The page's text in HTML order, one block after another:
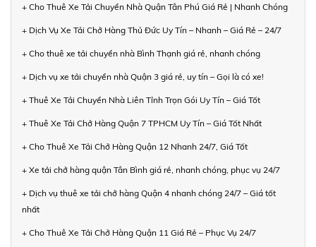
+ Cho Thuê Xe Tải Chuyển Nhà Quận Tân Phú Giá Rẻ | Nhanh Chóng
+ Dịch Vụ Xe Tải Chở Hàng Thủ Đức Uy Tín – Nhanh – Giá Rẻ – 24/7
+ Cho thuê xe tải chuyển nhà Bình Thạnh giá rẻ, nhanh chóng
+ Dịch vụ xe tải chuyển nhà Quận 3 giá rẻ, uy tín – Gọi là có xe!
+ Thuê Xe Tải Chuyển Nhà Liên Tỉnh Trọn Gói Uy Tín – Giá Tốt
+ Thuê Xe Tải Chở Hàng Quận 7 TPHCM Uy Tín – Giá Tốt Nhất
+ Cho Thuê Xe Tải Chở Hàng Quận 12 Nhanh 24/7, Giá Tốt
+ Xe tải chở hàng quận Tân Bình giá rẻ, nhanh chóng, phục vụ 24/7
+ Dịch vụ thuê xe tải chở hàng Quận 4 nhanh chóng 24/7 – Giá tốt
nhất
+ Cho Thuê Xe Tải Chở Hàng Quận 11 Giá Rẻ – Phục Vụ 24/7